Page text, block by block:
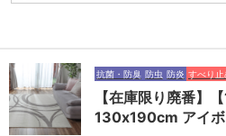
抗菌・防臭 防虫 防炎 すべり止
【在庫限り廃番】
130x190cm アイ